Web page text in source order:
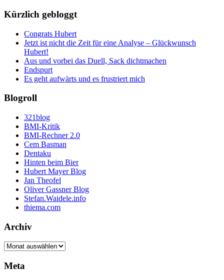
Kürzlich gebloggt
Congrats Hubert
Jetzt ist nicht die Zeit für eine Analyse – Glückwunsch
Hubert!
Aus und vorbei das Duell, Sack dichtmachen
Endspurt
Es geht aufwärts und es frustriert mich
Blogroll
321blog
BMI-Kritik
BMI-Rechner 2.0
Cem Basman
Dentaku
Hinten beim Bier
Hubert Mayer Blog
Jan Theofel
Oliver Gassner Blog
Stefan.Waidele.info
thiema.com
Archiv
Archiv
Meta